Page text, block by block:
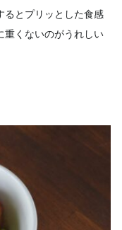
るとプリッとした食感
重くないのがうれしい